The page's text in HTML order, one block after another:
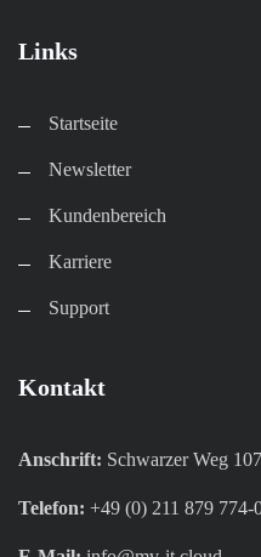
Links
Startseite
Newsletter
Kundenbereich​
Karriere​
Support
Kontakt
Anschrift: Schwarzer Weg
Telefon: +49 (0) 211 879 774-